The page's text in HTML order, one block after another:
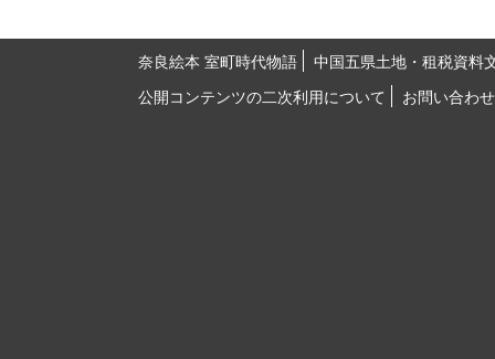
奈良絵本 室町時代物語
中国五県土地・租税資料
公開コンテンツの二次利用について
お問い合わせ